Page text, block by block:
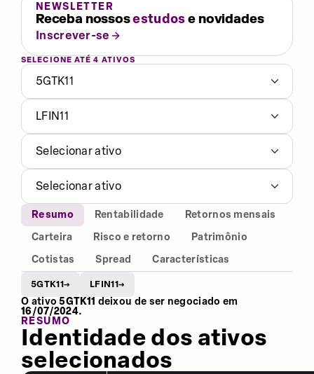
NEWSLETTER
Receba nossosestudose novidades
Inscrever-se
SELECIONE ATÉ 4 ATIVOS
5GTK11
LFIN11
Selecionar ativo
Selecionar ativo
Resumo Rentabilidade
Retornos mensais
Carteira
Risco e retorno
Patrimônio
Cotistas
Spread Características
5GTK11→ LFIN11→
O ativo5GTK11 deixou de ser negociado em
16/07/2024.
RESUMO
Identidade dos ativos
selecionados